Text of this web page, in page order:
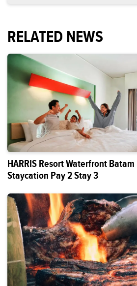
RELATED NEWS
HARRIS Resort Waterfront
Staycation Pay 2 Stay 3